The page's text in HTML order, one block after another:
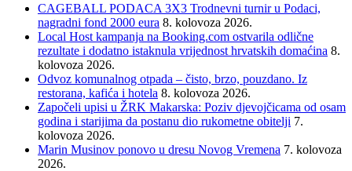
CAGEBALL PODACA 3X3 Trodnevni turnir u Podaci,
nagradni fond 2000 eura 8. kolovoza 2026.
Local Host kampanja na Booking.com ostvarila odlične
rezultate i dodatno istaknula vrijednost hrvatskih domaćina 8.
kolovoza 2026.
Odvoz komunalnog otpada – čisto, brzo, pouzdano. Iz
restorana, kafića i hotela 8. kolovoza 2026.
Započeli upisi u ŽRK Makarska: Poziv djevojčicama od osam
godina i starijima da postanu dio rukometne obitelji 7.
kolovoza 2026.
Marin Musinov ponovo u dresu Novog Vremena 7. kolovoza
2026.